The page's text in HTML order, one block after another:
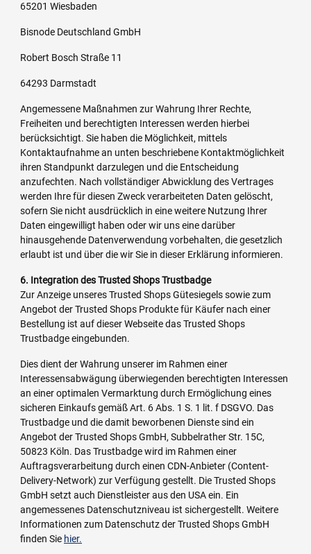
65201 Wiesbaden
Bisnode Deutschland GmbH
Robert Bosch Straße 11
64293 Darmstadt
Angemessene Maßnahmen zur Wahrung Ihrer Rechte,
Freiheiten und berechtigten Interessen werden hierbei
berücksichtigt. Sie haben die Möglichkeit, mittels
Kontaktaufnahme an unten beschriebene Kontaktmöglichkeit
ihren Standpunkt darzulegen und die Entscheidung
anzufechten. Nach vollständiger Abwicklung des Vertrages
werden Ihre für diesen Zweck verarbeiteten Daten gelöscht,
sofern Sie nicht ausdrücklich in eine weitere Nutzung Ihrer
Daten eingewilligt haben oder wir uns eine darüber
hinausgehende Datenverwendung vorbehalten, die gesetzlich
erlaubt ist und über die wir Sie in dieser Erklärung informieren.
6. Integration des Trusted Shops Trustbadge
Zur Anzeige unseres Trusted Shops Gütesiegels sowie zum
Angebot der Trusted Shops Produkte für Käufer nach einer
Bestellung ist auf dieser Webseite das Trusted Shops
Trustbadge eingebunden.
Dies dient der Wahrung unserer im Rahmen einer
Interessensabwägung überwiegenden berechtigten Interessen
an einer optimalen Vermarktung durch Ermöglichung eines
sicheren Einkaufs gemäß Art. 6 Abs. 1 S. 1 lit. f DSGVO. Das
Trustbadge und die damit beworbenen Dienste sind ein
Angebot der Trusted Shops GmbH, Subbelrather Str. 15C,
50823 Köln. Das Trustbadge wird im Rahmen einer
Auftragsverarbeitung durch einen CDN-Anbieter (Content-
Delivery-Network) zur Verfügung gestellt. Die Trusted Shops
GmbH setzt auch Dienstleister aus den USA ein. Ein
angemessenes Datenschutzniveau ist sichergestellt. Weitere
Informationen zum Datenschutz der Trusted Shops GmbH
finden Sie hier.